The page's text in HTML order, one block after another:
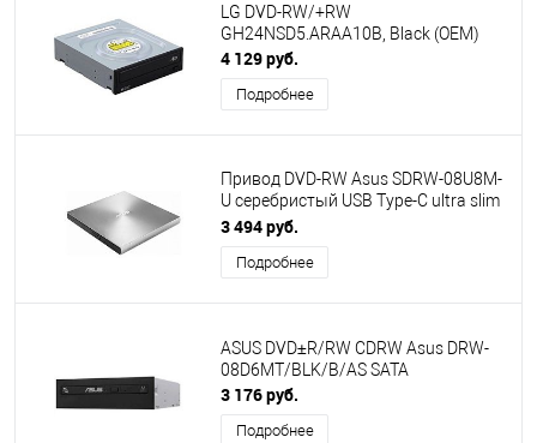
LG DVD-RW/+RW
GH24NSD5.ARAA10B, Black (OEM)
4 129 руб.
Подробнее
Привод DVD-RW Asus SDRW-08U8M-
U серебристый USB Type-C ultra slim
M-Disk внешний RTL
3 494 руб.
Подробнее
ASUS DVD±R/RW CDRW Asus DRW-
08D6MT/BLK/B/AS SATA
3 176 руб.
Подробнее